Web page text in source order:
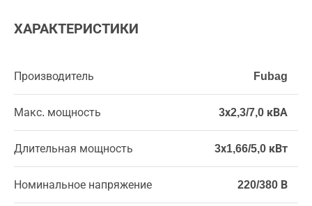
ХАРАКТЕРИСТИКИ
Производитель Fubag
Макс. мощность 3х2,3/7,0 кВА
Длительная мощность 3х1,66/5,0 кВт
Номинальное напряжение 220/380 В